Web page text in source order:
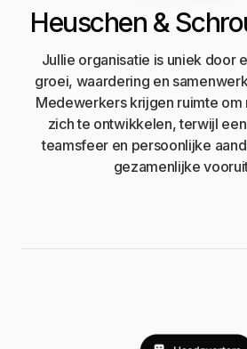
Heuschen &
Jullie organisatie is uniek door
groei, waardering en
Medewerkers krijgen ruimte om
zich te ontwikkelen, terwijl
teamsfeer en persoonlijke
gezamenlijke